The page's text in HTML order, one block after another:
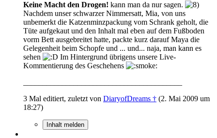
Keine Macht den Drogen! kann man da nur sagen.
Nachdem unser schwarzer Nimmersatt, Mia, von uns
unbemerkt die Katzenminzpackung vom Schrank geholt, die
Tüte aufgekaut und den Inhalt mal eben auf dem Fußboden
vorm Bett ausgebreitet hatte, packte kurz darauf Maya die
Gelegenheit beim Schopfe und ... und... naja, man kann es
sehen
Im Hintergrund übrigens unsere Live-
Kommentierung des Geschehens
3 Mal editiert, zuletzt von DiaryofDreams † (2. Mai 2009 um
18:27)
Inhalt melden